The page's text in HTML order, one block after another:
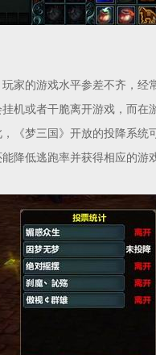
的游戏水平参差不齐，经
机或者干脆离开游戏，而在
《梦三国》开放的投降系统
降低逃跑率并获得相应的游